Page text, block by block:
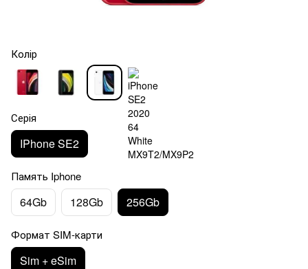
Колір
Серія
IPhone SE2
Память Iphone
64Gb 128Gb 256Gb
Формат SIM-карти
Sim + eSim